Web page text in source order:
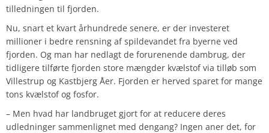
tilledningen til fjorden.
Nu, snart et kvart århundrede senere, er der investeret
millioner i bedre rensning af spildevandet fra byerne ved
fjorden. Og man har nedlagt de forurenende dambrug, der
tidligere tilførte fjorden store mængder kvælstof via tilløb som
Villestrup og Kastbjerg Åer. Fjorden er herved sparet for mange
tons kvælstof og fosfor.
– Men hvad har landbruget gjort for at reducere deres
udledninger sammenlignet med dengang? Ingen aner det, for